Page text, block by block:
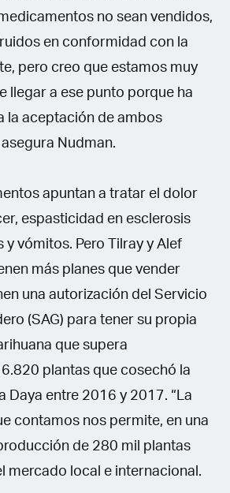
no sean vendidos,
en conformidad con la
pero creo que estamos muy
llegar a ese punto porque ha
la aceptación de ambos
Nudman.
apuntan a tratar el dolor
espasticidad en esclerosis
y vómitos. Pero Tilray y Alef
más planes que vender
una autorización del Servicio
(SAG) para tener su propia
que supera
plantas que cosechó la
Daya entre 2016 y 2017. “La
contamos nos permite, en una
de 280 mil plantas
mercado local e internacional.